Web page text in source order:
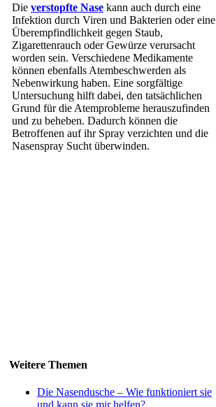
Die verstopfte Nase kann auch durch eine
Infektion durch Viren und Bakterien oder eine
Überempfindlichkeit gegen Staub,
Zigarettenrauch oder Gewürze verursacht
worden sein. Verschiedene Medikamente
können ebenfalls Atembeschwerden als
Nebenwirkung haben. Eine sorgfältige
Untersuchung hilft dabei, den tatsächlichen
Grund für die Atemprobleme herauszufinden
und zu beheben. Dadurch können die
Betroffenen auf ihr Spray verzichten und die
Nasenspray Sucht überwinden.
Weitere Themen
Die Nasendusche – Wie funktioniert sie
und kann sie mir helfen?